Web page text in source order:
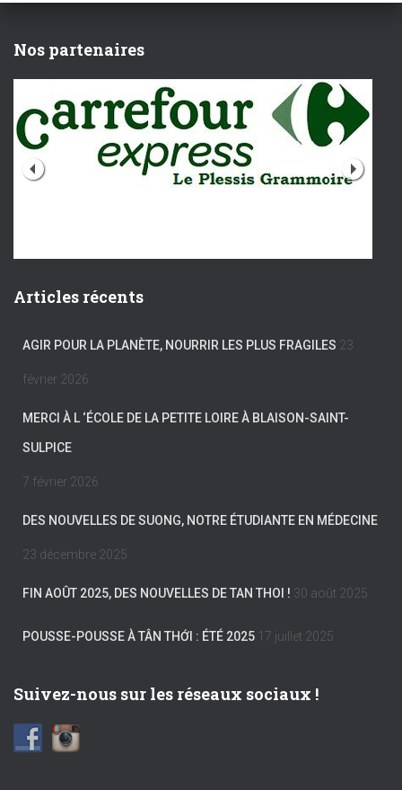
Nos partenaires
Articles récents
AGIR POUR LA PLANÈTE, NOURRIR LES PLUS FRAGILES 23
février 2026
MERCI À L ‘ÉCOLE DE LA PETITE LOIRE À BLAISON-SAINT-
SULPICE
7 février 2026
DES NOUVELLES DE SUONG, NOTRE ÉTUDIANTE EN MÉDECINE
23 décembre 2025
FIN AOÛT 2025, DES NOUVELLES DE TAN THOI ! 30 août 2025
POUSSE-POUSSE À TÂN THỚI : ÉTÉ 2025 17 juillet 2025
Suivez-nous sur les réseaux sociaux !